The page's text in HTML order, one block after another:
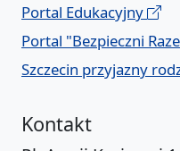
Portal Edukacyjny
Portal "Bezpieczni
Szczecin przyjazny
Kontakt